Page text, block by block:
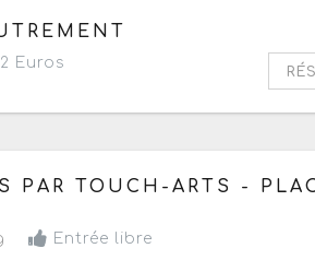
31 août 2026
Euros
23 août 2026 - Ouvert tous les
PAR TOUCH-ARTS -
Entrée libre